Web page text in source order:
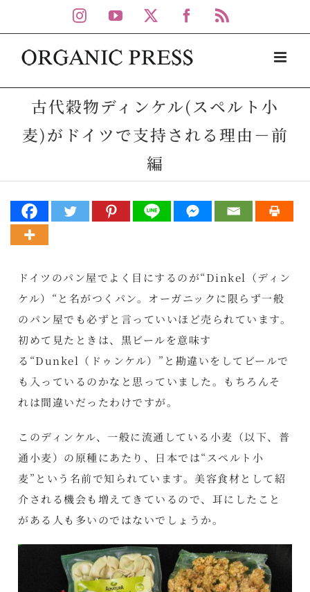
to
content
Instagram
YouTube Facebook
古代穀物ディンケル(スペルト小
麦)がドイツで支持される理由－前
編
ドイツのパン屋でよく目にするのが“Dinkel（ディン
ケル）“と名がつくパン。オーガニックに限らず一般
のパン屋でも必ずと言っていいほど売られています。
初めて見たときは、黒ビールを意味す
る“Dunkel（ドゥンケル）”と勘違いをしてビールで
も入っているのかなと思っていました。もちろんそ
れは間違いだったわけですが。
このディンケル、一般に流通している小麦（以下、普
通小麦）の原種にあたり、日本では“スペルト小
麦”という名前で知られています。美容食材として紹
介される機会も増えてきているので、耳にしたこと
がある人も多いのではないでしょうか。